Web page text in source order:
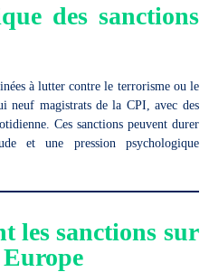
des sanctions
à lutter contre le terrorisme ou le
neuf magistrats de la CPI, avec des
Ces sanctions peuvent durer
et une pression psychologique
les sanctions sur